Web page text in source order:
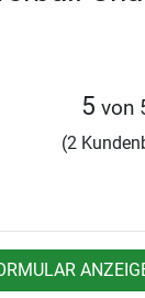
5 von
(2